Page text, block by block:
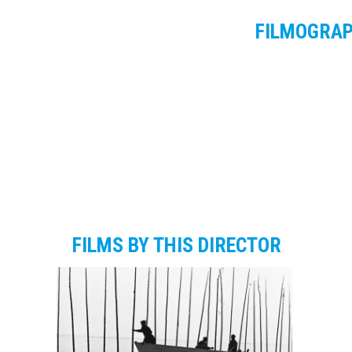
FILMS BY THIS DIRECTOR